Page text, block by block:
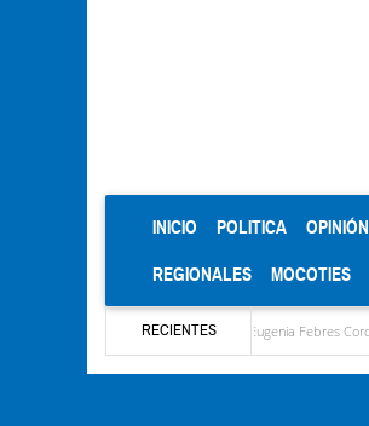
INICIO (CURRENT)
POLITICA OPINIÓN
REGIONALES MOCOTIES
RECIENTES
estratégica por María Eugenia Febres Cordero R.